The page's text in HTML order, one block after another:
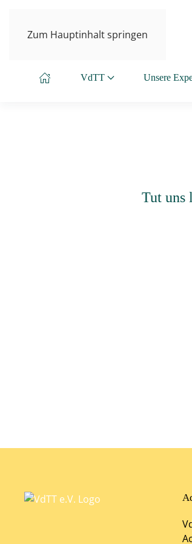
Zum Hauptinhalt springen
VdTT Unsere
Tut uns